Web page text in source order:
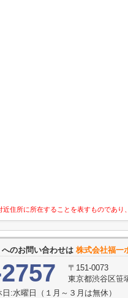
住所に所在することを表すものであり
へのお問い合わせは 株式会社福一
〒151-0073
東京都渋谷区笹
:水曜日（１月～３月は無休）